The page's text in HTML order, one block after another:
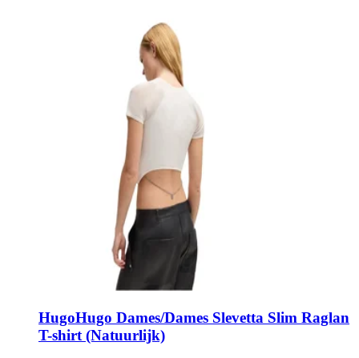
HugoHugo Dames/Dames Slevetta Slim Raglan
T-shirt (Natuurlijk)